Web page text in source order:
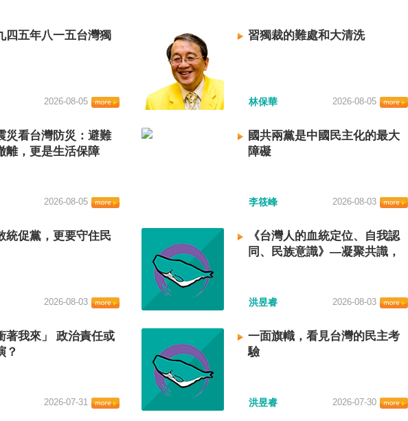
四五年八一五台灣獨
2026-08-05
習獨裁的難處和大清洗
林保華 2026-08-05
災看台灣防災：避難
離，更是生活保障
2026-08-05
國共兩黨是中國民主化的最大
障礙
李筱峰 2026-08-03
統促黨，更要守住民
2026-08-03
《台灣人的血統定位、自我認
同、民族意識》—凝聚共識，
洪昱睿 2026-08-03
著我來」 政治責任或
？
2026-07-31
一面旗幟，看見台灣的民主考
驗
洪昱睿 2026-07-30